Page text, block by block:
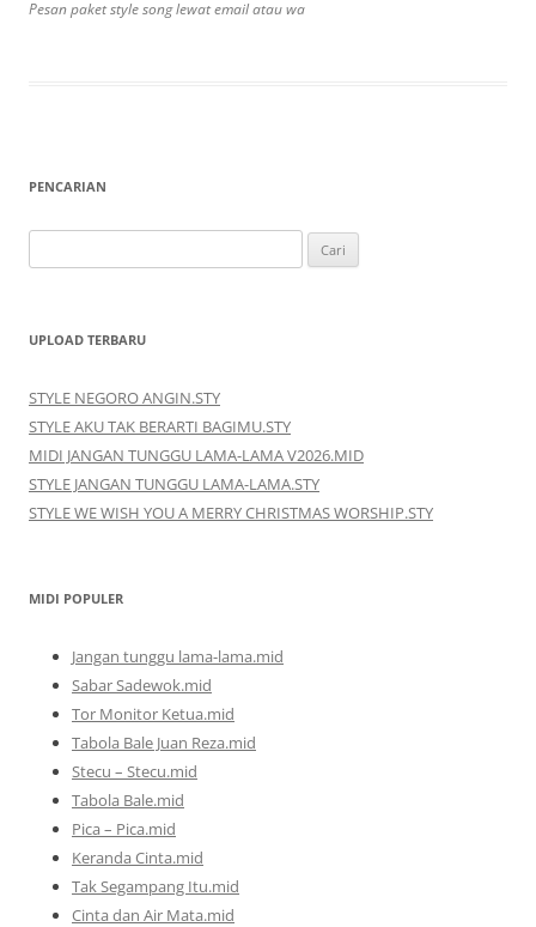
Pesan paket style song lewat email atau wa
PENCARIAN
untuk:
UPLOAD TERBARU
STYLE NEGORO ANGIN.STY
STYLE AKU TAK BERARTI BAGIMU.STY
MIDI JANGAN TUNGGU LAMA-LAMA V2026.MID
STYLE JANGAN TUNGGU LAMA-LAMA.STY
STYLE WE WISH YOU A MERRY CHRISTMAS WORSHIP.STY
MIDI POPULER
Jangan tunggu lama-lama.mid
Sabar Sadewok.mid
Tor Monitor Ketua.mid
Tabola Bale Juan Reza.mid
Stecu – Stecu.mid
Tabola Bale.mid
Pica – Pica.mid
Keranda Cinta.mid
Tak Segampang Itu.mid
Cinta dan Air Mata.mid